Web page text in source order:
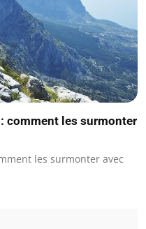
comment les surmonter
les surmonter avec